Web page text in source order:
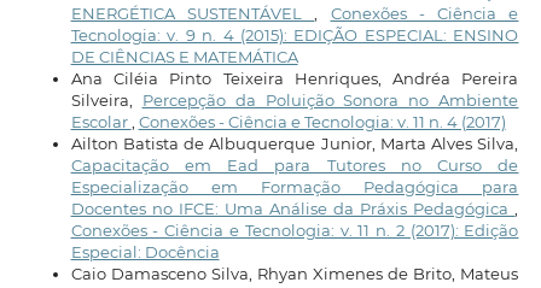
ENERGÉTICA SUSTENTÁVEL, Conexões - Ciência e
Tecnologia: v. 9 n. 4 (2015): EDIÇÃO ESPECIAL: ENSINO
DE CIÊNCIAS E MATEMÁTICA
Ana Ciléia Pinto Teixeira Henriques, Andréa Pereira
Silveira, Percepção da Poluição Sonora no Ambiente
Escolar, Conexões - Ciência e Tecnologia: v. 11 n. 4 (2017)
Ailton Batista de Albuquerque Junior, Marta Alves Silva,
Capacitação em Ead para Tutores no Curso de
Especialização em Formação Pedagógica para
Docentes no IFCE: Uma Análise da Práxis Pedagógica,
Conexões - Ciência e Tecnologia: v. 11 n. 2 (2017): Edição
Especial: Docência
Caio Damasceno Silva, Rhyan Ximenes de Brito, Mateus